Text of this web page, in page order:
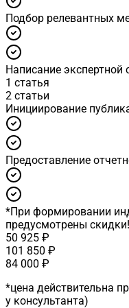
Подбор релевантных
Написание экспертной
1 статья
2 статьи
Инициирование
Предоставление
*При формировании
предусмотрены скидки!
50 925 ₽
101 850 ₽
84 000 ₽
*цена действительна
у консультанта)